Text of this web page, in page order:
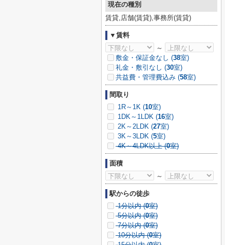
現在の種別
賃貸,店舗(賃貸),事務所(賃貸)
▼賃料
～
敷金・保証金なし (38室)
礼金・敷引なし (30室)
共益費・管理費込み (58室)
間取り
1R～1K (10室)
1DK～1LDK (16室)
2K～2LDK (27室)
3K～3LDK (5室)
4K～4LDK以上 (0室)
面積
～
駅からの徒歩
1分以内 (0室)
5分以内 (0室)
7分以内 (0室)
10分以内 (0室)